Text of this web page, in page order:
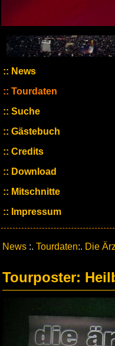
News
Tourdaten
Suche
Gästebuch
Credits
Download
Mitschnitte
Impressum
News :. Tourdaten:. Die
Tourposter: